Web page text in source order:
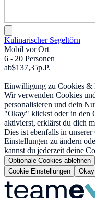
Kulinarischer Segeltörn
Mobil vor Ort
6 - 20 Personen
ab$137,35p.P.
Einwilligung zu Cookies &
Wir verwenden Cookies
personalisieren und dein
"Okay" klickst oder in den
aktivierst, erklärst du dich
Dies ist ebenfalls in
Einstellungen zu ändern
kannst du jederzeit deine
Optionale Cookies ablehnen
Cookie Einstellungen
Okay